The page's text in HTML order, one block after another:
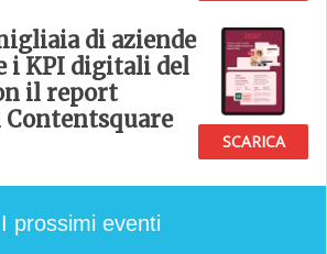
di aziende
i KPI digitali del
il report
SCARICA
I prossimi eventi